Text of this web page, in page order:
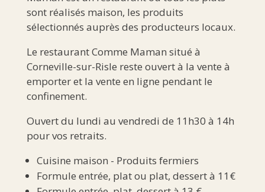
sont réalisés maison, les produits
sélectionnés auprès des producteurs locaux.
Le restaurant Comme Maman situé à
Corneville-sur-Risle reste ouvert à la vente à
emporter et la vente en ligne pendant le
confinement.
Ouvert du lundi au vendredi de 11h30 à 14h
pour vos retraits.
Cuisine maison - Produits fermiers
Formule entrée, plat ou plat, dessert à 11€